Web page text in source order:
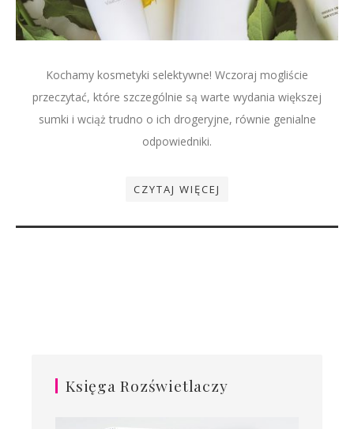
Kochamy kosmetyki selektywne! Wczoraj mogliście
przeczytać, które szczególnie są warte wydania większej
sumki i wciąż trudno o ich drogeryjne, równie genialne
odpowiedniki.
CZYTAJ WIĘCEJ
Księga Rozświetlaczy